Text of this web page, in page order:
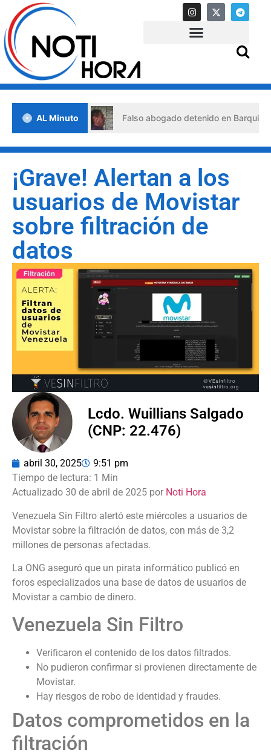
AL Minuto
de crisis Falso abogado detenido en Barquisimeto:
¡Grave! Alertan a los
usuarios de Movistar
sobre filtración de
datos
Lcdo. Wuillians Salgado
(CNP: 22.476)
abril 30, 2025 9:51 pm
Actualizado 30 de abril de 2025 por Noti Hora
Venezuela Sin Filtro alertó este miércoles a usuarios de
Movistar sobre la filtración de datos, con más de 3,2
millones de personas afectadas.
La ONG aseguró que un pirata informático publicó en
foros especializados una base de datos de usuarios de
Movistar a cambio de dinero.
Venezuela Sin Filtro
Verificaron el contenido de los datos filtrados.
No pudieron confirmar si provienen directamente de
Movistar.
Hay riesgos de robo de identidad y fraudes.
Datos comprometidos en la
filtración